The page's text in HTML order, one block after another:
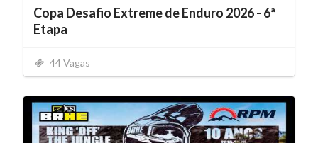
Copa Desafio Extreme de Enduro 2026 - 6ª
Etapa
44 Vagas